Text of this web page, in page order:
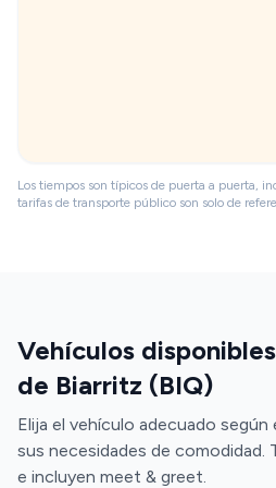
Los tiempos son típicos de puerta a puerta,
tarifas de transporte público son solo de
Vehículos
de Biarritz (BIQ)
Elija el vehículo adecuado
sus necesidades de comodidad.
e incluyen meet & greet.